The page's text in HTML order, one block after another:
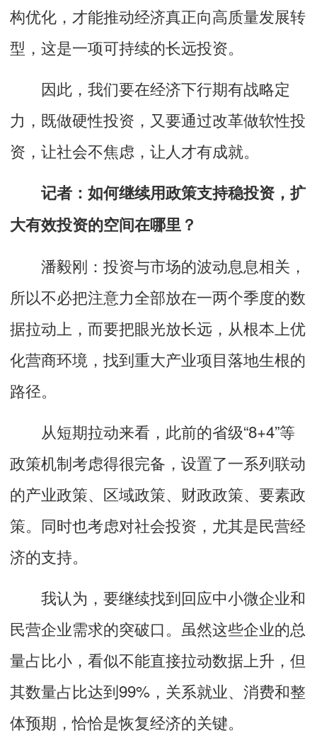
构优化，才能推动经济真正向高质量发展转
型，这是一项可持续的长远投资。
因此，我们要在经济下行期有战略定
力，既做硬性投资，又要通过改革做软性投
资，让社会不焦虑，让人才有成就。
记者：如何继续用政策支持稳投资，扩
大有效投资的空间在哪里？
潘毅刚：投资与市场的波动息息相关，
所以不必把注意力全部放在一两个季度的数
据拉动上，而要把眼光放长远，从根本上优
化营商环境，找到重大产业项目落地生根的
路径。
从短期拉动来看，此前的省级“8+4”等
政策机制考虑得很完备，设置了一系列联动
的产业政策、区域政策、财政政策、要素政
策。同时也考虑对社会投资，尤其是民营经
济的支持。
我认为，要继续找到回应中小微企业和
民营企业需求的突破口。虽然这些企业的总
量占比小，看似不能直接拉动数据上升，但
其数量占比达到99%，关系就业、消费和整
体预期，恰恰是恢复经济的关键。